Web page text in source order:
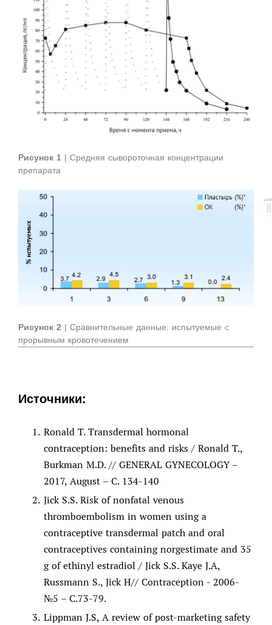
Рисунок 1 | Средняя сывороточная концентрации
препарата
Рисунок 2 | Сравнительные данные: испытуемые с
прорывным кровотечением
Источники:
Ronald T. Transdermal hormonal
contraception: benefits and risks / Ronald T.,
Burkman M.D. // GENERAL GYNECOLOGY –
2017, August – С. 134-140
Jick S.S. Risk of nonfatal venous
thromboembolism in women using a
contraceptive transdermal patch and oral
contraceptives containing norgestimate and 35
g of ethinyl estradiol / Jick S.S. Kaye J.A,
Russmann S., Jick H// Contraception - 2006-
№5 – С.73-79.
Lippman J.S, A review of post-marketing safety